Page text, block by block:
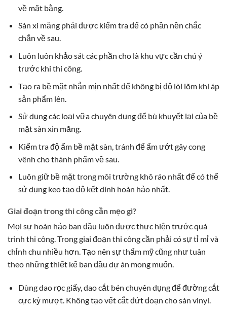
về mặt bằng.
Sàn xi măng phải được kiểm tra để có phần nền chắc
chắn về sau.
Luôn luôn khảo sát các phần cho là khu vực cần chú ý
trước khi thi công.
Tạo ra bề mặt nhẳn mịn nhất để không bị độ lòi lõm khi áp
sản phẩm lên.
Sử dụng các loại vữa chuyên dụng để bù khuyết lại của bề
mặt sàn xin măng.
Kiểm tra độ ẩm bề mặt sàn, tránh để ẩm ướt gây cong
vênh cho thành phẩm về sau.
Luôn giữ bề mặt trong môi trường khô ráo nhất để có thể
sử dụng keo tạo độ kết dính hoàn hảo nhất.
Giai đoạn trong thi công cần mẹo gì?
Mọi sự hoàn hảo ban đầu luôn được thực hiện trước quá
trình thi công. Trong giai đoạn thi công cần phải có sự tỉ mỉ và
chỉnh chu nhiều hơn. Tạo nên sự thẩm mỹ cũng như tuân
theo những thiết kế ban đầu dự án mong muốn.
Dùng dao rọc giấy, dao cắt bén chuyên dụng để đường cắt
cực kỳ mượt. Không tạo vết cắt đứt đoạn cho sàn vinyl.